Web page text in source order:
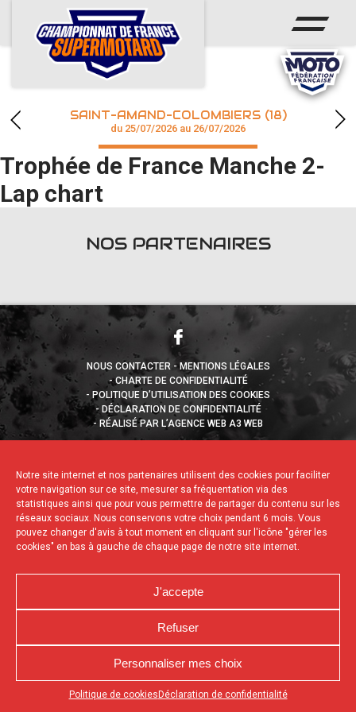
Notre site internet et nos partenaires utilisent des cookies pour faciliter
votre navigation sur ce site, mesurer sa fréquentation via des
statistiques ainsi que pour vous permettre de partager du contenu sur les
réseaux sociaux. Nous conservons votre choix pendant 6 mois. Vous
pouvez changer d'avis à tout moment en cliquant sur l'icône "gérer les
cookies" en bas à gauche de chaque page de notre site internet.
J'accepte
Refuser
Personnaliser mes choix
Politique de cookies Déclaration de confidentialité
Appuyez sur le bouton partager en bas de votre
ACCUEIL
ACTUS
CALENDRIER
CHAMPIONNAT
RÉSULTATS
PHOTOS / WEB TV
SAINT-AMAND-COLOMBIERS (18)
du 25/07/2026 au 26/07/2026
Trophée de France Manche 2-
Lap chart
NOS PARTENAIRES
NOUS CONTACTER
MENTIONS LÉGALES
CHARTE DE CONFIDENTIALITÉ
POLITIQUE D’UTILISATION DES COOKIES
DÉCLARATION DE CONFIDENTIALITÉ
RÉALISÉ PAR L’AGENCE WEB A3 WEB